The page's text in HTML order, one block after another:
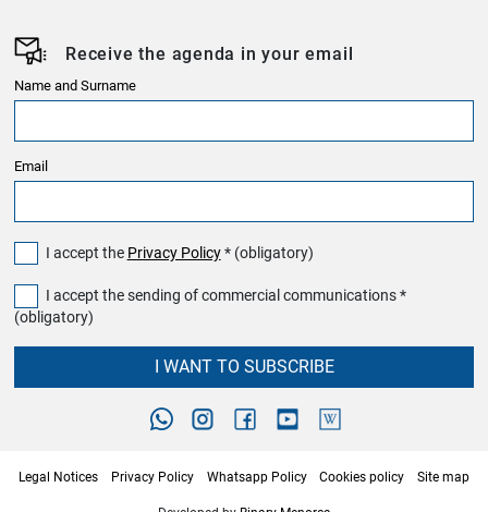
Receive the agenda in your email
Name and Surname
Email
I accept the Privacy Policy* (obligatory)
I accept the sending of commercial communications *
(obligatory)
I WANT TO SUBSCRIBE
Legal Notices Privacy Policy Whatsapp Policy Cookies policy Site map